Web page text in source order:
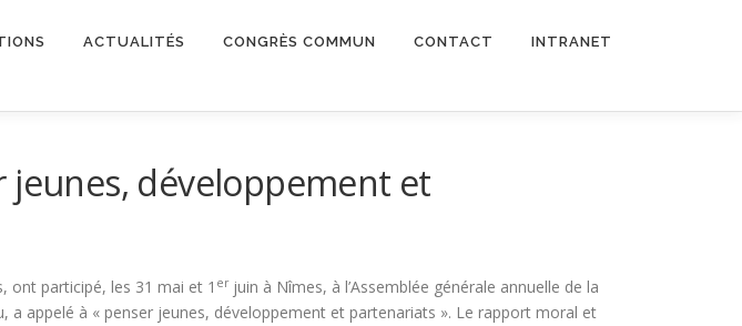
ACTUALITÉS CONGRÈS COMMUN CONTACT INTRANET
jeunes, développement et
ont participé, les 31 mai et 1 erjuin à Nîmes, à l’Assemblée générale annuelle de la
appelé à « penser jeunes, développement et partenariats ». Le rapport moral et